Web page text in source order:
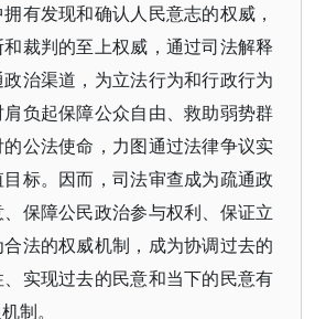
有发现和确认人民意志的权威，
裁判的至上权威，通过司法解释
治渠道，为立法行为和行政行为
负起保障公众自由、救助弱势群
公法使命，力图通过法律争议实
标。因而，司法审查成为疏通政
保障公民政治参与权利、保证立
法的权威机制，成为协调过去的
实现过去的民意和当下的民意有
制。